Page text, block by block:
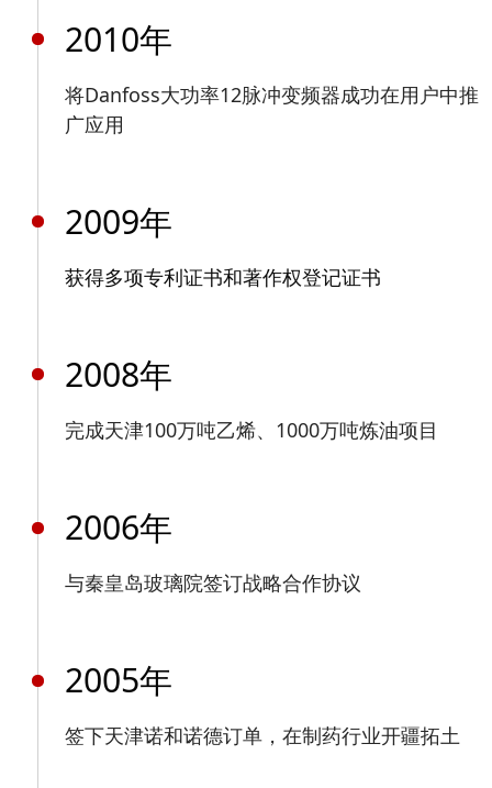
2010年
将Danfoss大功率12脉冲变频器成功在用户中推
广应用
2009年
获得多项专利证书和著作权登记证书
2008年
完成天津100万吨乙烯、1000万吨炼油项目
2006年
与秦皇岛玻璃院签订战略合作协议
2005年
签下天津诺和诺德订单，在制药行业开疆拓土